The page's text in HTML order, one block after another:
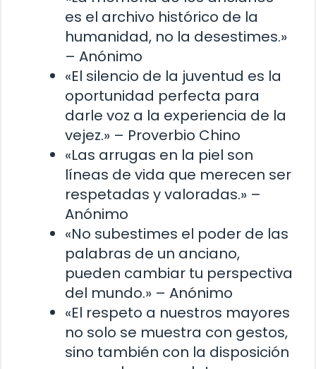
es el archivo histórico de la
humanidad, no la desestimes.»
– Anónimo
«El silencio de la juventud es la
oportunidad perfecta para
darle voz a la experiencia de la
vejez.» – Proverbio Chino
«Las arrugas en la piel son
líneas de vida que merecen ser
respetadas y valoradas.» –
Anónimo
«No subestimes el poder de las
palabras de un anciano,
pueden cambiar tu perspectiva
del mundo.» – Anónimo
«El respeto a nuestros mayores
no solo se muestra con gestos,
sino también con la disposición